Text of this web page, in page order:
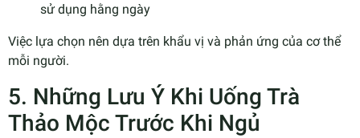
sử dụng hằng ngày
Việc lựa chọn nên dựa trên khẩu vị và phản ứng của cơ thể
mỗi người.
5. Những Lưu Ý Khi Uống Trà
Thảo Mộc Trước Khi Ngủ